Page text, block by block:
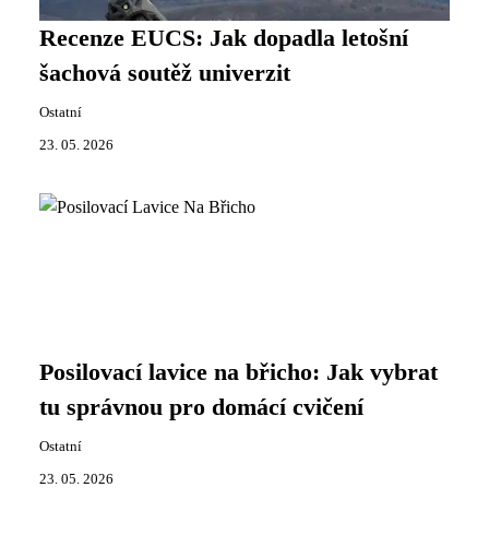
Recenze EUCS: Jak dopadla letošní
šachová soutěž univerzit
Ostatní
23. 05. 2026
Posilovací lavice na břicho: Jak vybrat
tu správnou pro domácí cvičení
Ostatní
23. 05. 2026